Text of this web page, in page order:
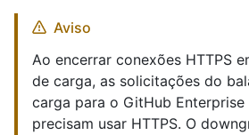
Aviso
Ao encerrar conexões HTTPS
de carga, as solicitações do
carga para o GitHub Enterprise
precisam usar HTTPS. O